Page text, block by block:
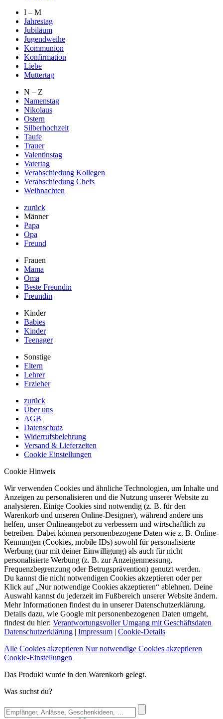
I – M
Jahrestag
Jubiläum
Jugendweihe
Kommunion
Konfirmation
Liebe
Muttertag
N – Z
Namenstag
Nikolaus
Ostern
Silberhochzeit
Taufe
Trauer
Valentinstag
Vatertag
Verabschiedung Kollegen
Verabschiedung Chefs
Weihnachten
zurück
Männer
Papa
Opa
Freund
Frauen
Mama
Oma
Beste Freundin
Freundin
Kinder
Babies
Kinder
Teenager
Sonstige
Eltern
Lehrer
Erzieher
zurück
Über uns
AGB
Datenschutz
Widerrufsbelehrung
Versand & Lieferzeiten
Cookie Einstellungen
Cookie Hinweis
Wir verwenden Cookies und ähnliche Technologien, um Inhalte und
Anzeigen zu personalisieren und die Nutzung unserer Website zu
analysieren. Einige Cookies sind notwendig (z. B. für den
Warenkorb und unseren Online-Designer), während andere uns
helfen, unser Onlineangebot zu verbessern und wirtschaftlich zu
betreiben. Dabei können personenbezogene Daten wie z. B. Online-
Kennungen (Cookies, mobile IDs) sowohl für personalisierte
Werbung (nur mit deiner Einwilligung) als auch für nicht
personalisierte Werbung (z. B. zur Anzeigenmessung,
Frequenzbegrenzung oder Betrugsprävention) genutzt werden.
Du kannst die nicht notwendigen Cookies akzeptieren oder per
Klick auf „Nur notwendige Cookies akzeptieren“ ablehnen. Deine
Auswahl kannst du jederzeit im Fußbereich unserer Website ändern.
Mehr Informationen findest du in unserer Datenschutzerklärung.
Details dazu, wie Google mit personenbezogenen Daten umgeht,
findest du hier: Verantwortungsvoller Umgang mit Geschäftsdaten
Datenschutzerklärung | Impressum | Cookie-Details
Alle Cookies akzeptieren Nur notwendige Cookies akzeptieren
Cookie-Einstellungen
Das Produkt wurde in den Warenkorb gelegt.
Was suchst du?